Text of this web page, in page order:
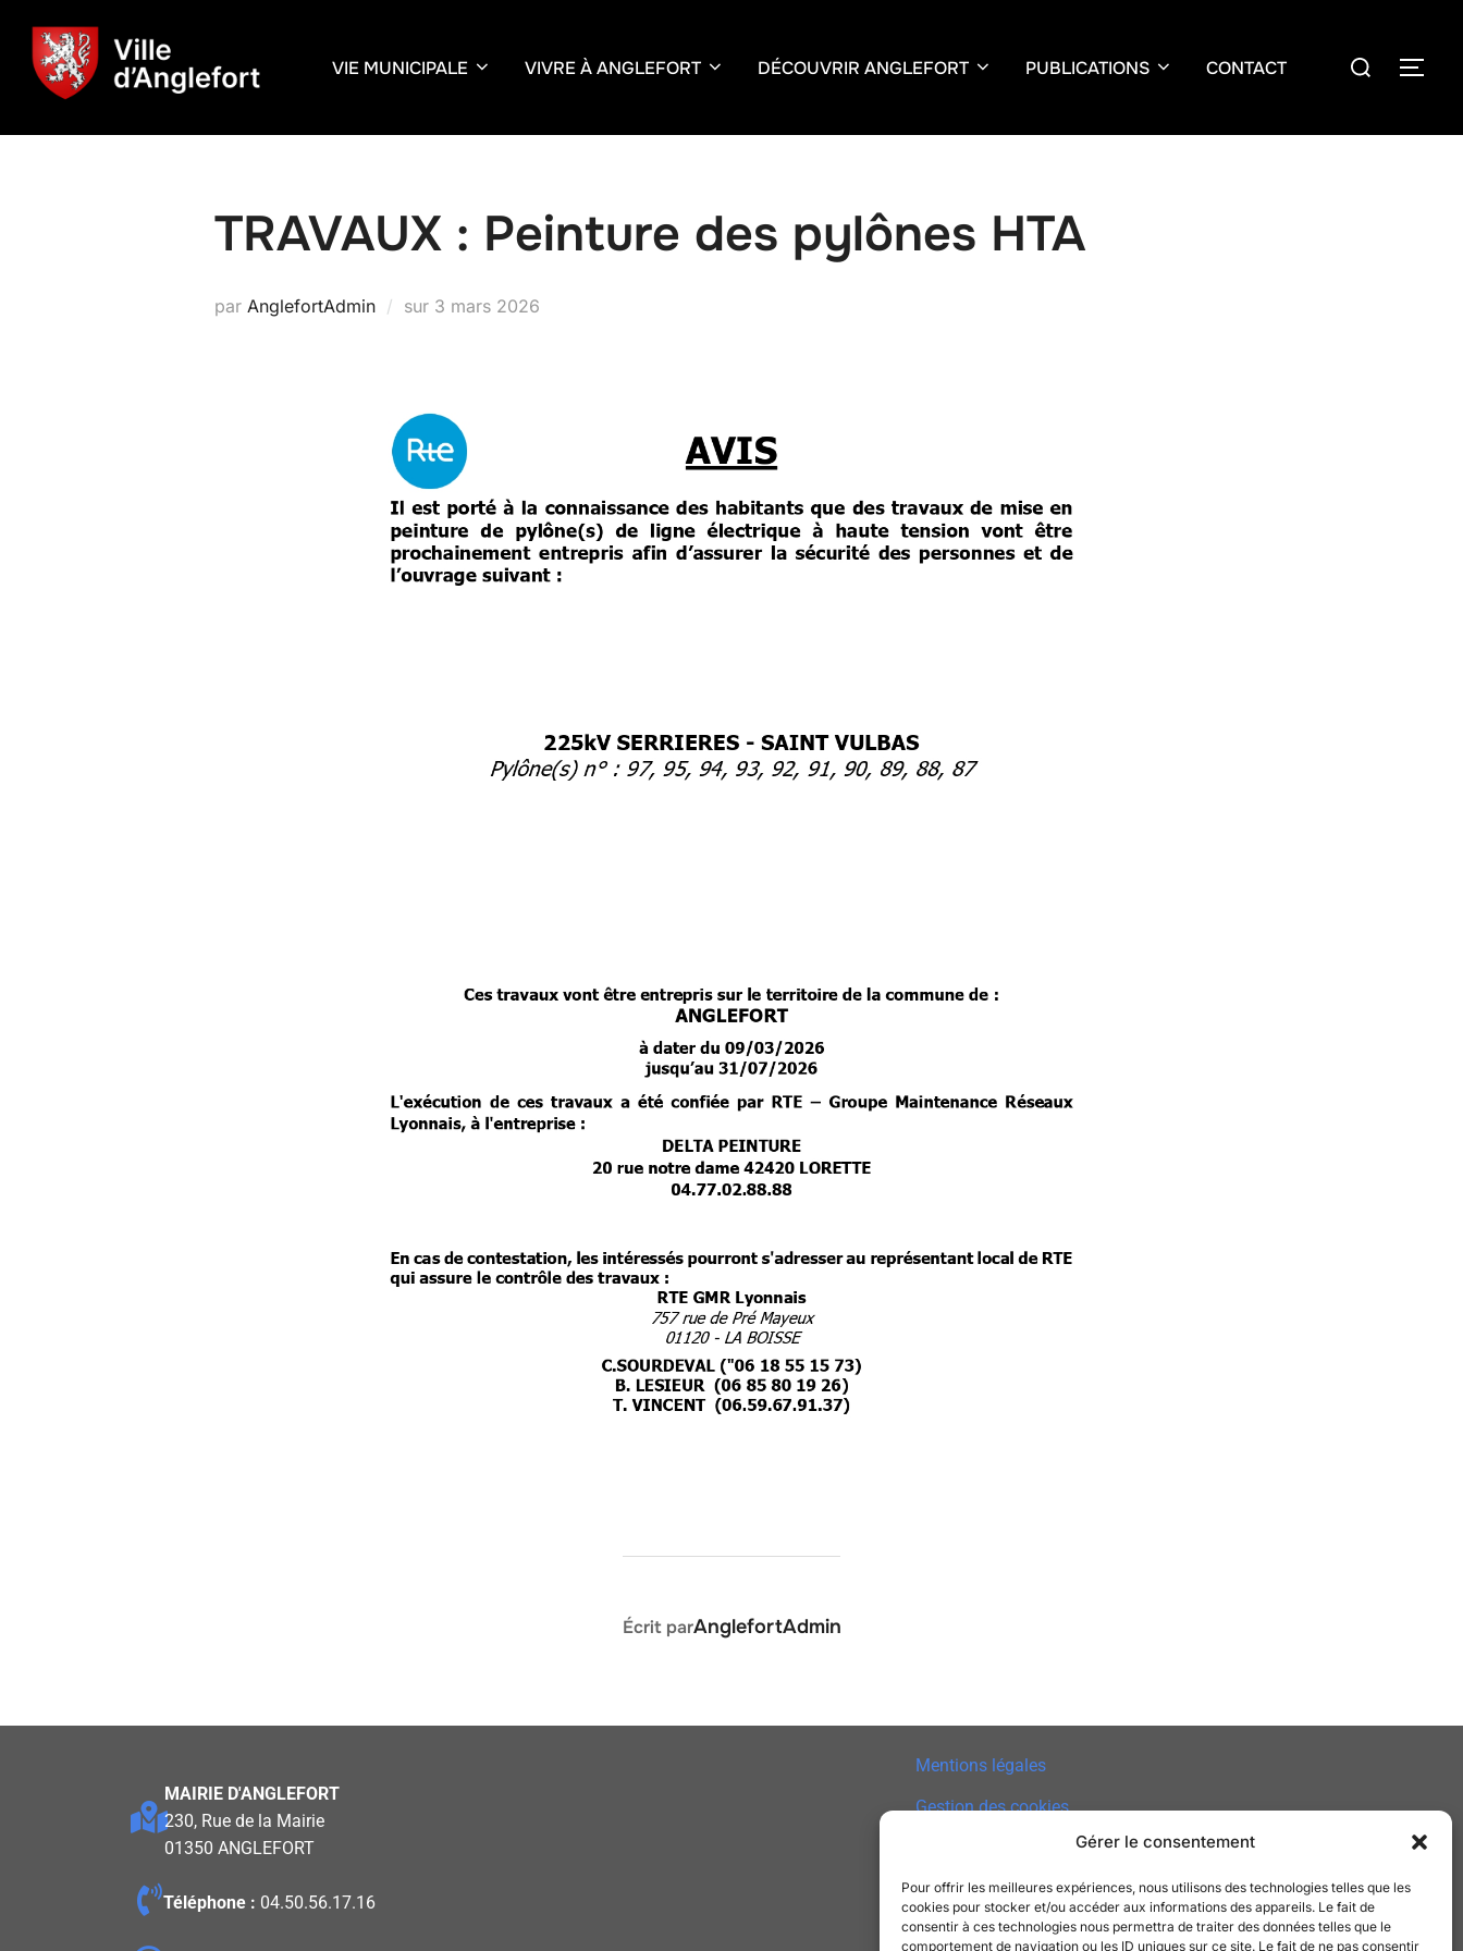
Gérer le consentement
Pour offrir les meilleures expériences, nous utilisons des technologies telles que les
cookies pour stocker et/ou accéder aux informations des appareils. Le fait de
consentir à ces technologies nous permettra de traiter des données telles que le
comportement de navigation ou les ID uniques sur ce site. Le fait de ne pas consentir
VIE MUNICIPALE VIVRE À ANGLEFORT DÉCOUVRIR ANGLEFORT PUBLICATIONS CONTACT
TRAVAUX : Peinture des pylônes HTA
par AnglefortAdmin sur 3 mars 2026
AUTEUR DE LA PUBLICATION
Écrit parAnglefortAdmin
MAIRIE D'ANGLEFORT
230, Rue de la Mairie
01350 ANGLEFORT
Téléphone : 04.50.56.17.16
Mentions légales
Gestion des cookies
Politique de Confidentialité
Contact